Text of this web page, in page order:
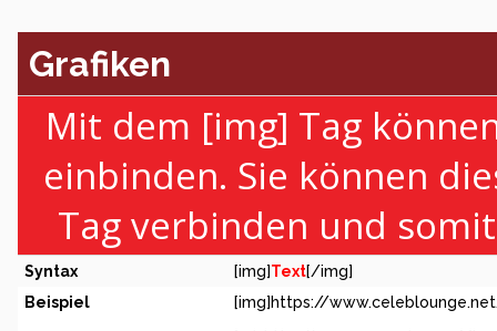
Grafiken
Mit dem [img] Tag
einbinden. Sie können
Tag verbinden und
Syntax [img]Text[/img]
Beispiel
[img]https://